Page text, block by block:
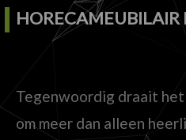
Tegenwoordig draait het
om meer dan alleen